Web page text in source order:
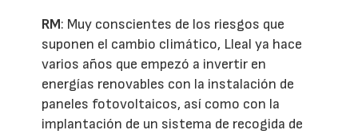
RM: Muy conscientes de los riesgos que
suponen el cambio climático, Lleal ya hace
varios años que empezó a invertir en
energías renovables con la instalación de
paneles fotovoltaicos, así como con la
implantación de un sistema de recogida de